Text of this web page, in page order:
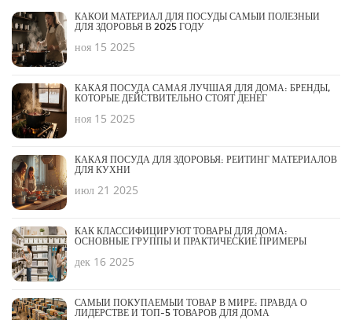
КАКОЙ МАТЕРИАЛ ДЛЯ ПОСУДЫ САМЫЙ ПОЛЕЗНЫЙ
ДЛЯ ЗДОРОВЬЯ В 2025 ГОДУ
ноя 15 2025
КАКАЯ ПОСУДА САМАЯ ЛУЧШАЯ ДЛЯ ДОМА: БРЕНДЫ,
КОТОРЫЕ ДЕЙСТВИТЕЛЬНО СТОЯТ ДЕНЕГ
ноя 15 2025
КАКАЯ ПОСУДА ДЛЯ ЗДОРОВЬЯ: РЕЙТИНГ МАТЕРИАЛОВ
ДЛЯ КУХНИ
июл 21 2025
КАК КЛАССИФИЦИРУЮТ ТОВАРЫ ДЛЯ ДОМА:
ОСНОВНЫЕ ГРУППЫ И ПРАКТИЧЕСКИЕ ПРИМЕРЫ
дек 16 2025
САМЫЙ ПОКУПАЕМЫЙ ТОВАР В МИРЕ: ПРАВДА О
ЛИДЕРСТВЕ И ТОП-5 ТОВАРОВ ДЛЯ ДОМА